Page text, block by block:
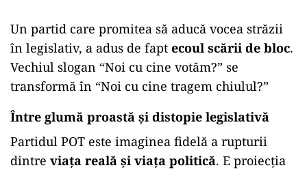
Un partid care promitea să aducă vocea străzii
în legislativ, a adus de fapt ecoul scării de bloc.
Vechiul slogan “Noi cu cine votăm?” se
transformă în “Noi cu cine tragem chiulul?”
Între glumă proastă și distopie legislativă
Partidul POT este imaginea fidelă a rupturii
dintre viața reală și viața politică. E proiecția